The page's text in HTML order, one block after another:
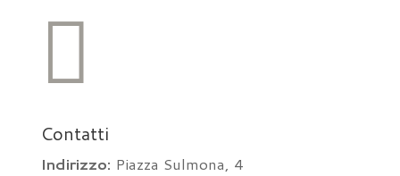

Contatti
Indirizzo: Piazza Sulmona, 4